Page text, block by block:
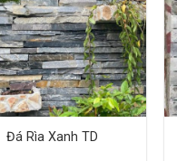
Đá Rìa Xanh TD